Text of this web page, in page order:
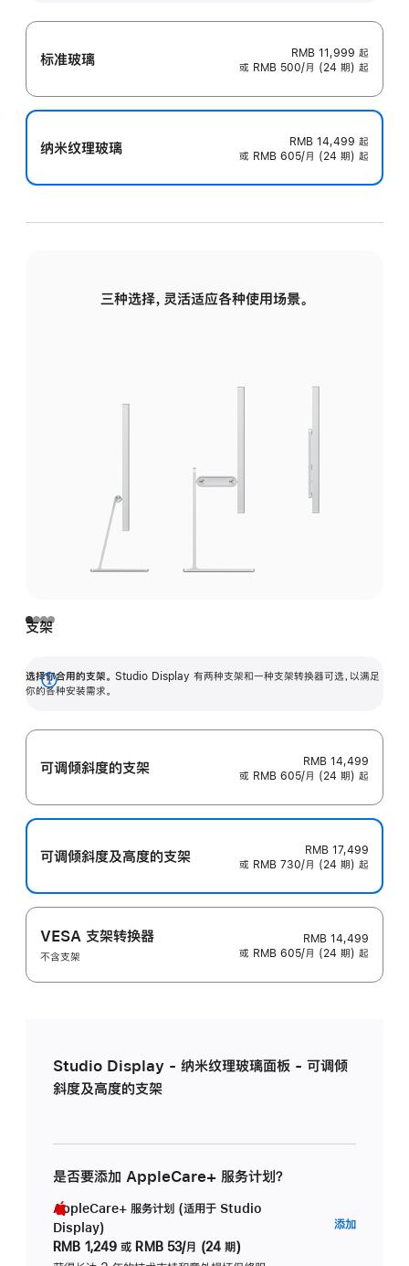
标准玻璃 RMB 11,999 起
或 RMB 500/月 (24 期) 起
纳米纹理玻璃 RMB 14,499 起
或 RMB 605/月 (24 期) 起
三种选择，灵活适应各种使用场景。
支架
选择你合用的支架。 Studio Display 有两种支架和一种支架转换器可选，以满足
你的各种安装需求。
展
可调倾斜度的支架
RMB 14,499
或 RMB 605/月 (24 期) 起
可调倾斜度及高‍度的支‍架
RMB 17,499
或 RMB 730/月 (24 期) 起
VESA 支架转换器
不含支架
RMB 14,499
或 RMB 605/月 (24 期) 起
Studio Display - 纳米纹理玻璃面板 - 可调倾
斜度及高度的支架
是否要添加 AppleCare+ 服务计划？
AppleCare+ 服务计划 (适用于 Studio
Display)
RMB 1,249 或 RMB 53/月 (24 期)
添加